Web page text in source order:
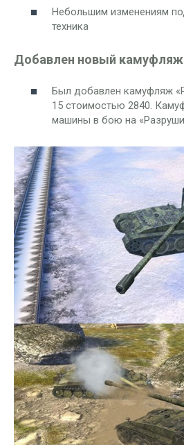
Небольшим изменениям
техника
Добавлен новый
Был добавлен камуфляж
15 стоимостью 2840.
машины в бою на